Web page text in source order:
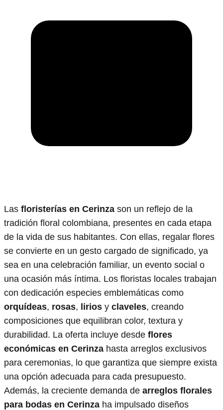
Las floristerías en Cerinza son un reflejo de la
tradición floral colombiana, presentes en cada etapa
de la vida de sus habitantes. Con ellas, regalar flores
se convierte en un gesto cargado de significado, ya
sea en una celebración familiar, un evento social o
una ocasión más íntima. Los floristas locales trabajan
con dedicación especies emblemáticas como
orquídeas, rosas, lirios y claveles, creando
composiciones que equilibran color, textura y
durabilidad. La oferta incluye desde flores
económicas en Cerinza hasta arreglos exclusivos
para ceremonias, lo que garantiza que siempre exista
una opción adecuada para cada presupuesto.
Además, la creciente demanda de arreglos florales
para bodas en Cerinza ha impulsado diseños